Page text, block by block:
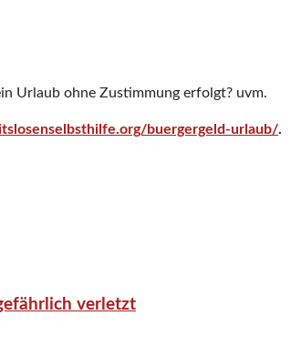
Urlaub ohne Zustimmung erfolgt? uvm.
buergergeld-urlaub/.
verletzt